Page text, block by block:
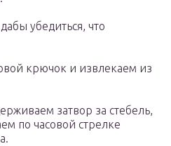
убедиться, что
крючок и извлекаем из
затвор за стебель,
по часовой стрелке